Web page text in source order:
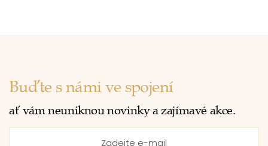
Buďte s námi ve spojení
ať vám neuniknou novinky a zajímavé akce.